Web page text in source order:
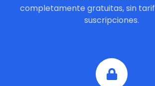
completamente gratuitas, sin
suscripciones.